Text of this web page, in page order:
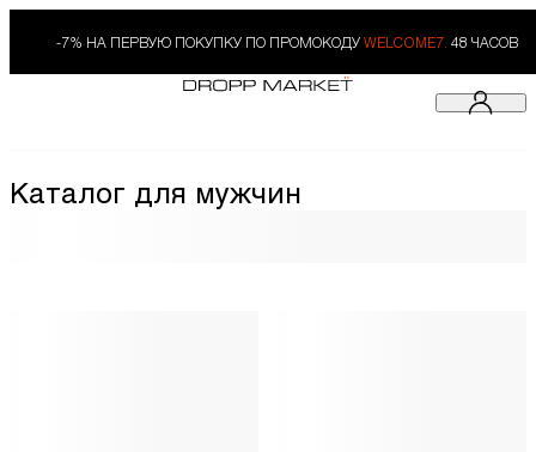
-7% НА ПЕРВУЮ ПОКУПКУ ПО ПРОМОКОДУ WELCOME7. 48 ЧАСОВ
Каталог для мужчин